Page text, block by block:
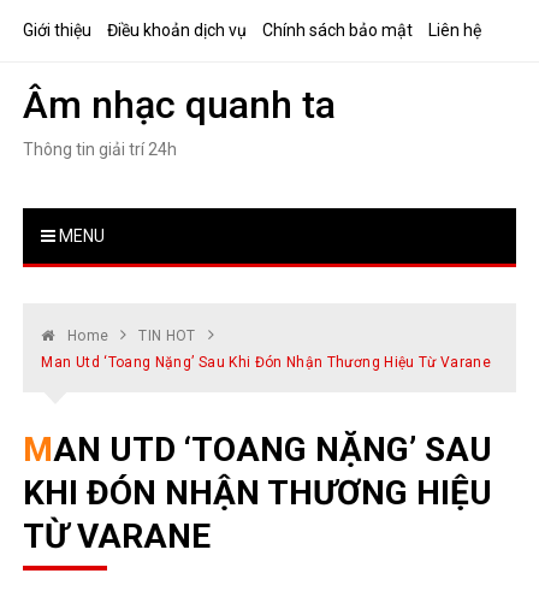
Giới thiệu Điều khoản dịch vụ Chính sách bảo mật Liên hệ
Âm nhạc quanh ta
Thông tin giải trí 24h
MENU
Home
TIN HOT
Man Utd ‘toang Nặng’ Sau Khi Đón Nhận Thương Hiệu Từ Varane
MAN UTD ‘TOANG NẶNG’ SAU
KHI ĐÓN NHẬN THƯƠNG HIỆU
TỪ VARANE